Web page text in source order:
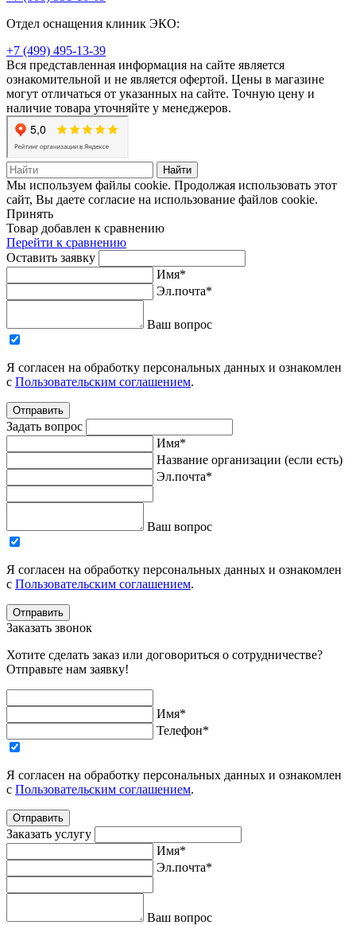
Отдел оснащения клиник ЭКО:
+7 (499) 495-13-39
Вся представленная информация на сайте является
ознакомительной и не является офертой. Цены в магазине
могут отличаться от указанных на сайте. Точную цену и
наличие товара уточняйте у менеджеров.
Найти
Мы используем файлы cookie. Продолжая использовать этот
сайт, Вы даете согласие на использование файлов cookie.
Принять
Товар добавлен к сравнению
Перейти к сравнению
Оставить заявку
Имя*
Эл.почта*
Ваш вопрос
Я согласен на обработку персональных данных и ознакомлен
с Пользовательским соглашением.
Отправить
Задать вопрос
Имя*
Название организации (если есть)
Эл.почта*
Ваш вопрос
Я согласен на обработку персональных данных и ознакомлен
с Пользовательским соглашением.
Отправить
Заказать звонок
Хотите сделать заказ или договориться о сотрудничестве?
Отправьте нам заявку!
Имя*
Телефон*
Я согласен на обработку персональных данных и ознакомлен
с Пользовательским соглашением.
Отправить
Заказать услугу
Имя*
Эл.почта*
Ваш вопрос